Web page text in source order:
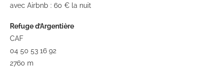
avec Airbnb : 60 € la nuit
Refuge d’Argentière
CAF
04 50 53 16 92
2760 m